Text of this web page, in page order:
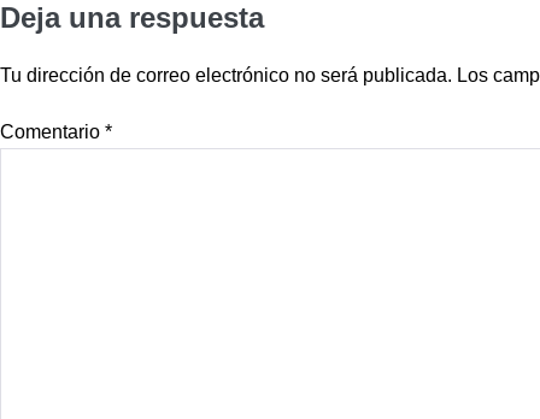
Deja una respuesta
Tu dirección de correo electrónico no será publicada. Los
Comentario *